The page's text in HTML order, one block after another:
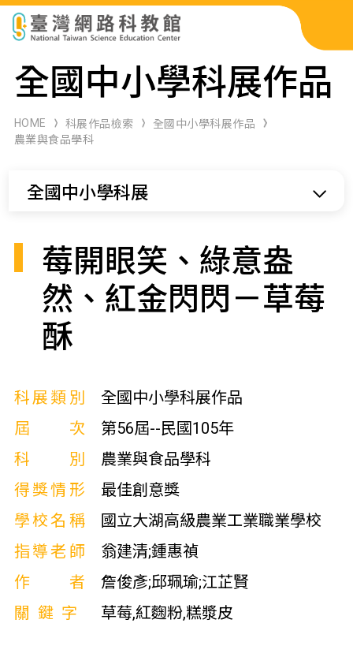
科展作品檢索
科學研習月刊
全國中小學科展作品
HOME 科展作品檢索
全國中小學科展作品
農業與食品學科
全國中小學科展
莓開眼笑、綠意盎
然、紅金閃閃－草莓
酥
科展類別
全國中小學科展作品
屆次
第56屆--民國105年
科別
農業與食品學科
得獎情形
最佳創意獎
學校名稱
國立大湖高級農業工業職業學校
指導老師
翁建清;鍾惠禎
作者
詹俊彥;邱珮瑜;江芷賢
關鍵字
草莓,紅麴粉,糕漿皮